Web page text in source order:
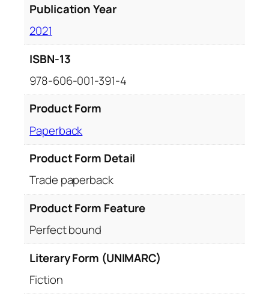
Publication Year
2021
ISBN-13
978-606-001-391-4
Product Form
Paperback
Product Form Detail
Trade paperback
Product Form Feature
Perfect bound
Literary Form (UNIMARC)
Fiction